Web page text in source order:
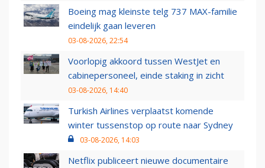
Boeing mag kleinste telg 737 MAX-familie
eindelijk gaan leveren
03-08-2026, 22:54
Voorlopig akkoord tussen WestJet en
cabinepersoneel, einde staking in zicht
03-08-2026, 14:40
Turkish Airlines verplaatst komende
winter tussenstop op route naar Sydney
03-08-2026, 14:03
Netflix publiceert nieuwe documentaire